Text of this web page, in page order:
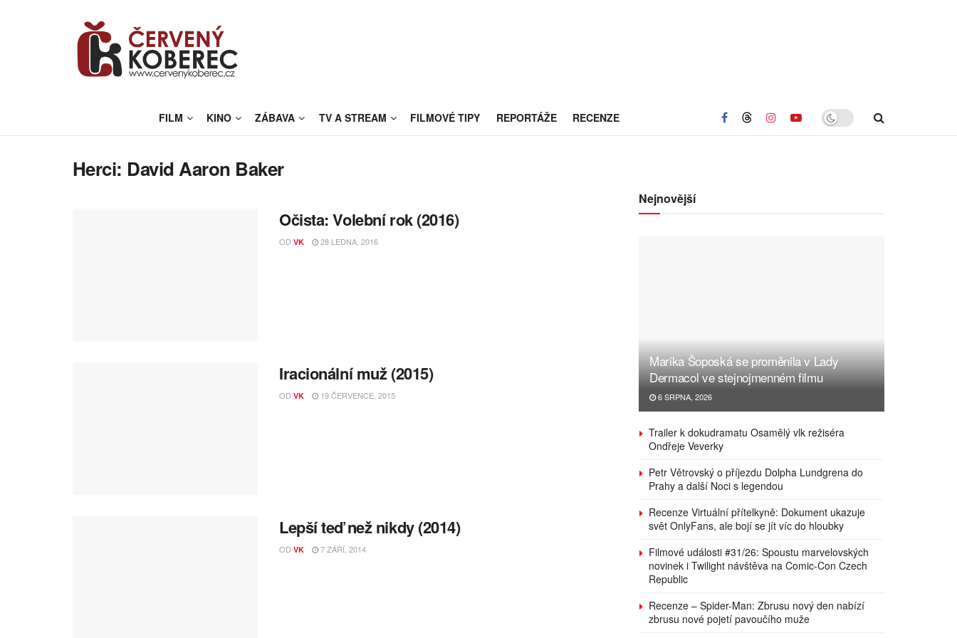
FILM KINO ZÁBAVA TV A STREAM FILMOVÉ TIPY REPORTÁŽE RECENZE
Herci: David Aaron Baker
Očista: Volební rok (2016)
OD VK 28 LEDNA, 2016
Iracionální muž (2015)
OD VK 19 ČERVENCE, 2015
Lepší teď než nikdy (2014)
OD VK 7 ZÁŘÍ, 2014
Nejnovější
Marika Šoposká se proměnila v Lady
Dermacol ve stejnojmenném filmu
6 SRPNA, 2026
Trailer k dokudramatu Osamělý vlk režiséra
Ondřeje Veverky
Petr Větrovský o příjezdu Dolpha Lundgrena do
Prahy a další Noci s legendou
Recenze Virtuální přítelkyně: Dokument ukazuje
svět OnlyFans, ale bojí se jít víc do hloubky
Filmové události #31/26: Spoustu marvelovských
novinek i Twilight návštěva na Comic-Con Czech
Republic
Recenze – Spider-Man: Zbrusu nový den nabízí
zbrusu nové pojetí pavoučího muže